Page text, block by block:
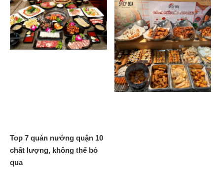
Top 7 quán nướng quận 10
chất lượng, không thể bỏ
qua